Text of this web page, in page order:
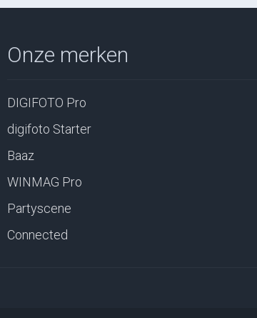
Onze merken
DIGIFOTO Pro
digifoto Starter
Baaz
WINMAG Pro
Partyscene
Connected